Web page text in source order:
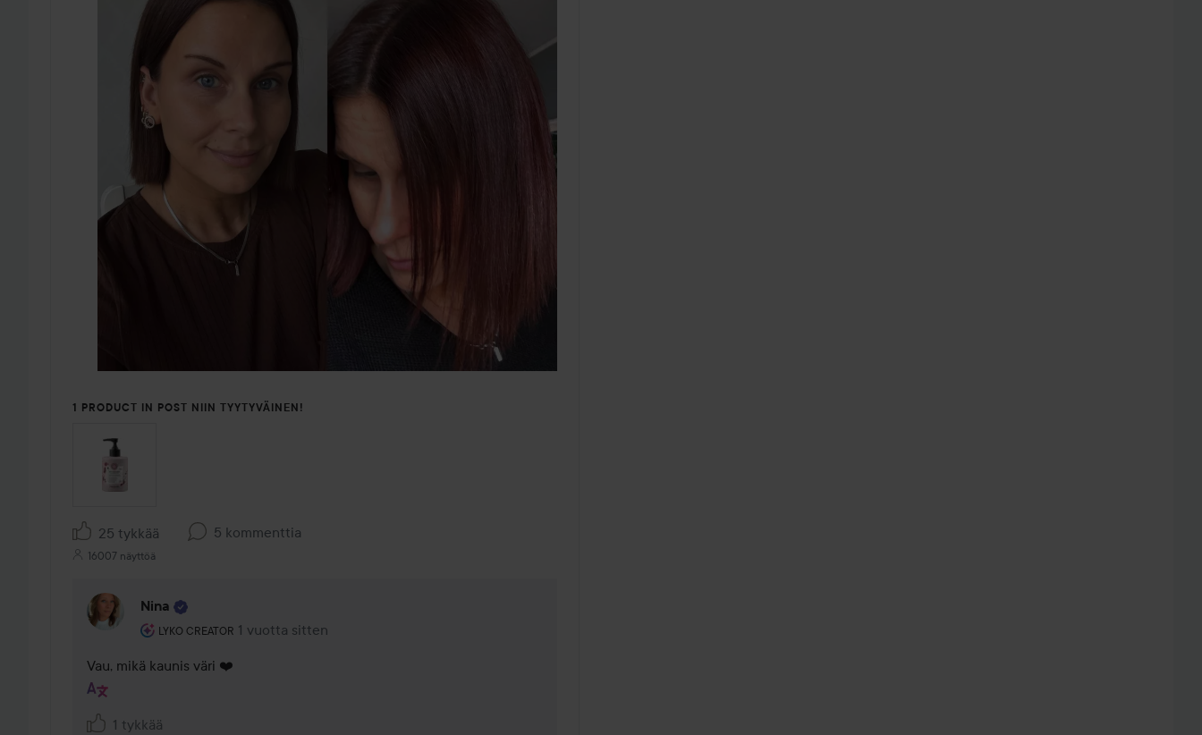
1 PRODUCT IN POST NIIN TYYTYVÄINEN!
25 tykkää 5 kommenttia
16007 näyttöä
Nina
LYKO CREATOR
Käyttäjän rooli: Lyko Creator.
1 vuotta sitten
Kommentti lisättiin 1 vuotta sitten
Vau, mikä kaunis väri ❤️
1 tykkää